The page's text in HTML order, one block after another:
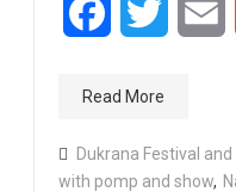
FacebookTwitter
Read More
Dukrana Festival
with pomp and show,